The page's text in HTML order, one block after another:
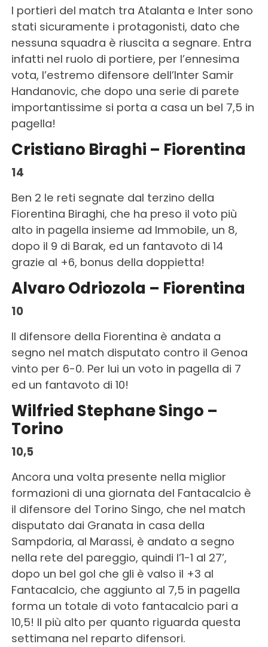
I portieri del match tra Atalanta e Inter sono
stati sicuramente i protagonisti, dato che
nessuna squadra è riuscita a segnare. Entra
infatti nel ruolo di portiere, per l’ennesima
vota, l’estremo difensore dell’Inter Samir
Handanovic, che dopo una serie di parete
importantissime si porta a casa un bel 7,5 in
pagella!
Cristiano Biraghi – Fiorentina
14
Ben 2 le reti segnate dal terzino della
Fiorentina Biraghi, che ha preso il voto più
alto in pagella insieme ad Immobile, un 8,
dopo il 9 di Barak, ed un fantavoto di 14
grazie al +6, bonus della doppietta!
Alvaro Odriozola – Fiorentina
10
Il difensore della Fiorentina è andata a
segno nel match disputato contro il Genoa
vinto per 6-0. Per lui un voto in pagella di 7
ed un fantavoto di 10!
Wilfried Stephane Singo –
Torino
10,5
Ancora una volta presente nella miglior
formazioni di una giornata del Fantacalcio è
il difensore del Torino Singo, che nel match
disputato dai Granata in casa della
Sampdoria, al Marassi, è andato a segno
nella rete del pareggio, quindi l’1-1 al 27’,
dopo un bel gol che gli è valso il +3 al
Fantacalcio, che aggiunto al 7,5 in pagella
forma un totale di voto fantacalcio pari a
10,5! Il più alto per quanto riguarda questa
settimana nel reparto difensori.